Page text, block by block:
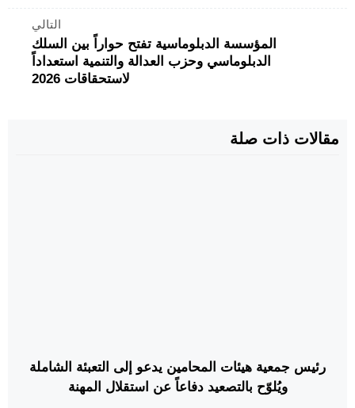
التالي
المؤسسة الدبلوماسية تفتح حواراً بين السلك
الدبلوماسي وحزب العدالة والتنمية استعداداً
لاستحقاقات 2026
مقالات ذات صلة
رئيس جمعية هيئات المحامين يدعو إلى التعبئة الشاملة
ويُلوّح بالتصعيد دفاعاً عن استقلال المهنة